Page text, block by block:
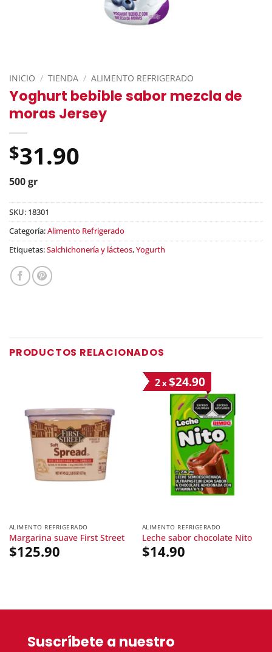
INICIO / TIENDA / ALIMENTO REFRIGERADO
Yoghurt bebible sabor mezcla de
moras Jersey
$31.90
500 gr
SKU: 18301
Categoría:Alimento Refrigerado
Etiquetas:Salchichonería y lácteos,Yogurth
PRODUCTOS RELACIONADOS
ALIMENTO REFRIGERADO
Margarina suave First Street
$125.90
2x $24.90
ALIMENTO REFRIGERADO
Leche sabor chocolate Nito
$14.90
Suscríbete a nuestro